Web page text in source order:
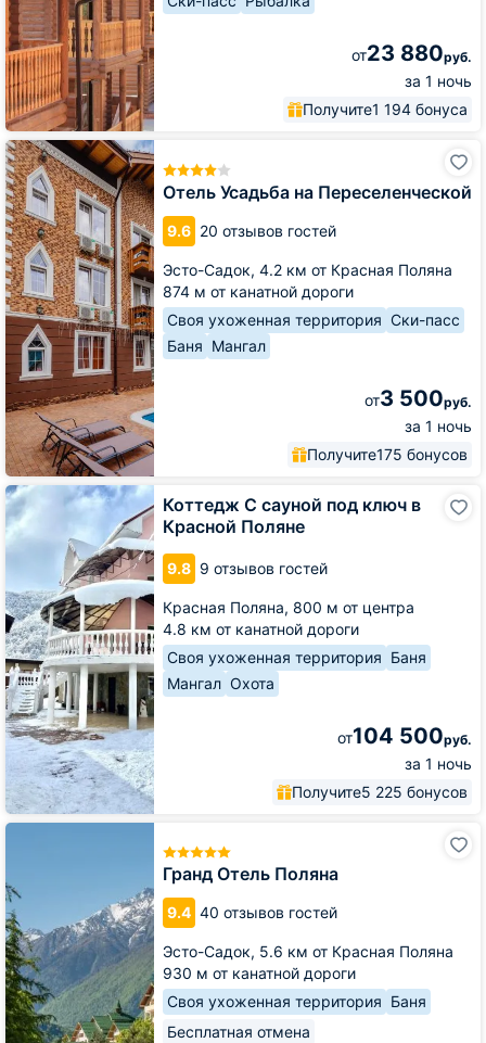
от23 880руб.
за 1 ночь
Получите1 194 бонуса
Отель Усадьба на Переселенческой
9.6 20 отзывов гостей
Эсто-Садок, 4.2 км от Красная Поляна
874 м от канатной дороги
Своя ухоженная территория Ски-пасс
Баня Мангал
от3 500руб.
за 1 ночь
Получите175 бонусов
Отель
Усадьба
на
Переселенческой
Коттедж С сауной под ключ в
Красной Поляне
9.8 9 отзывов гостей
Красная Поляна, 800 м от центра
4.8 км от канатной дороги
Своя ухоженная территория Баня
Мангал Охота
от104 500руб.
за 1 ночь
Получите5 225 бонусов
Коттедж
С
сауной
под
в
Красной
Поляне
Гранд Отель Поляна
9.4 40 отзывов гостей
Эсто-Садок, 5.6 км от Красная Поляна
930 м от канатной дороги
Своя ухоженная территория Баня
Бесплатная отмена
Гранд